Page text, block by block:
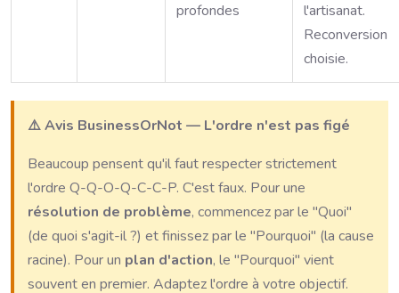
profondes
l'artisanat.
Reconversion
choisie.
⚠️ Avis BusinessOrNot — L'ordre n'est pas figé
Beaucoup pensent qu'il faut respecter strictement
l'ordre Q-Q-O-Q-C-C-P. C'est faux. Pour une
résolution de problème, commencez par le "Quoi"
(de quoi s'agit-il ?) et finissez par le "Pourquoi" (la cause
racine). Pour un plan d'action, le "Pourquoi" vient
souvent en premier. Adaptez l'ordre à votre objectif.